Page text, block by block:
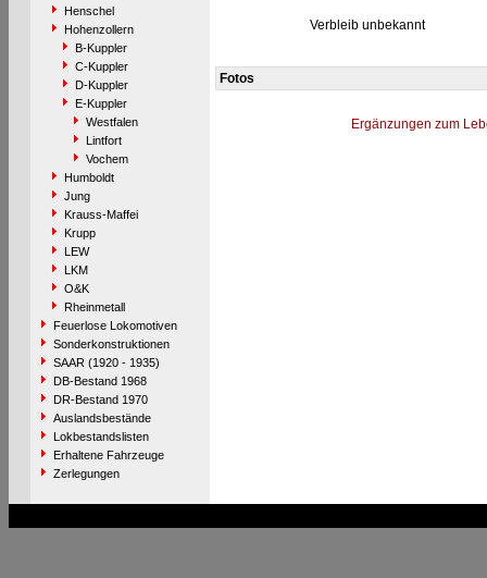
Henschel
Hohenzollern
B-Kuppler
C-Kuppler
D-Kuppler
E-Kuppler
Westfalen
Lintfort
Vochem
Humboldt
Jung
Krauss-Maffei
Krupp
LEW
LKM
O&K
Rheinmetall
Feuerlose Lokomotiven
Sonderkonstruktionen
SAAR (1920 - 1935)
DB-Bestand 1968
DR-Bestand 1970
Auslandsbestände
Lokbestandslisten
Erhaltene Fahrzeuge
Zerlegungen
Verbleib unbekannt
Fotos
Ergänzungen zum